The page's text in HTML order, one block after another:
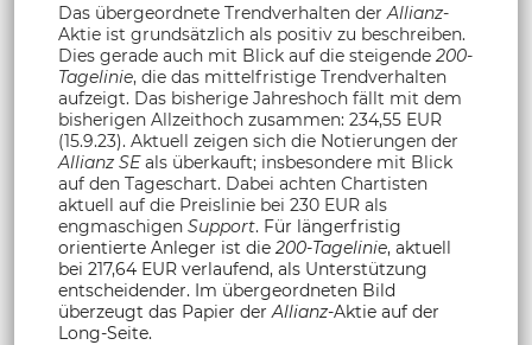
Das übergeordnete Trendverhalten derAllianz-
Aktie ist grundsätzlich als positiv zu beschreiben.
Dies gerade auch mit Blick auf die steigende 200-
Tagelinie, die das mittelfristige Trendverhalten
aufzeigt. Das bisherige Jahreshoch fällt mit dem
bisherigen Allzeithoch zusammen: 234,55 EUR
(15.9.23). Aktuell zeigen sich die Notierungen der
Allianz SEals überkauft; insbesondere mit Blick
auf den Tageschart. Dabei achten Chartisten
aktuell auf die Preislinie bei 230 EUR als
engmaschigen Support. Für längerfristig
orientierte Anleger ist die 200-Tagelinie, aktuell
bei 217,64 EUR verlaufend, als Unterstützung
entscheidender. Im übergeordneten Bild
überzeugt das Papier derAllianz-Aktie auf der
Long-Seite.